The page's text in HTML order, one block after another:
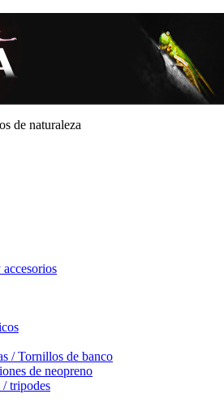
de naturaleza
accesorios
/ Tornillos de banco
de neopreno
/ tripodes